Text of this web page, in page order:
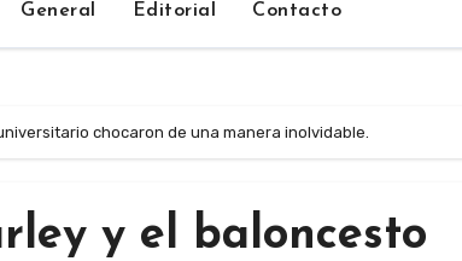
General Editorial Contacto
chocaron de una manera inolvidable.
y el baloncesto